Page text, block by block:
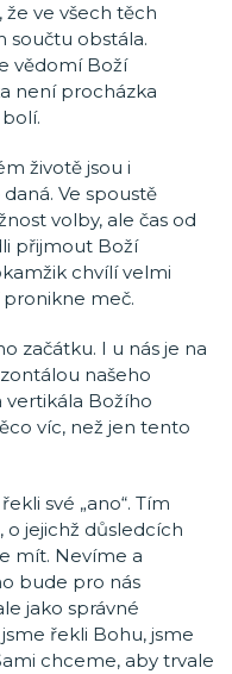
ve všech těch
součtu obstála.
vědomí Boží
není procházka
životě jsou i
Ve spoustě
volby, ale čas od
přijmout Boží
chvílí velmi
meč.
začátku. I u nás je na
našeho
Božího
víc, než jen tento
své „ano“. Tím
o jejichž důsledcích
mít. Nevíme a
bude pro nás
jako správné
řekli Bohu, jsme
chceme, aby trvale